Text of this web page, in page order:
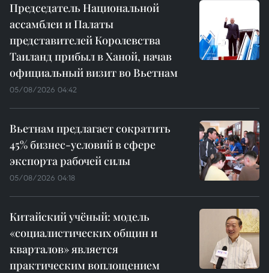
Председатель Национальной
ассамблеи и Палаты
представителей Королевства
Таиланд прибыл в Ханой, начав
официальный визит во Вьетнам
05/08/2026 04:42
Вьетнам предлагает сократить
45% бизнес-условий в сфере
экспорта рабочей силы
05/08/2026 04:18
Китайский учёный: модель
«социалистических общин и
кварталов» является
практическим воплощением